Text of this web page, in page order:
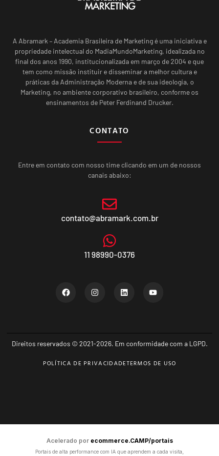
A Abramark – Academia Brasileira de Marketing é uma iniciativa e
propriedade intelectual do MadiaMundoMarketing, idealizada no
final dos anos 1990, institucionalizada em março de 2004 e que
tem como missão instituir e disseminar a melhor cultura e
práticas da Administração Moderna e de sua ideologia, o
Marketing, no ambiente corporativo brasileiro, conforme os
ensinamentos de Peter Ferdinand Drucker.
CONTATO
Entre em contato com nosso time clicando em um de nossos
canais abaixo:
contato@abramark.com.br
11 98990-0376
Direitos reservados © 2021-2026. Em conformidade com a LGPD.
POLÍTICA DE PRIVACIDADETERMOS DE USO
Acelerado por ecommerce.CAMP/portais
Portais de alta performance com IA que aprendem a cada visita,